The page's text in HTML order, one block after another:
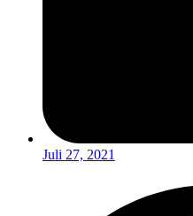
Juli 27, 2021